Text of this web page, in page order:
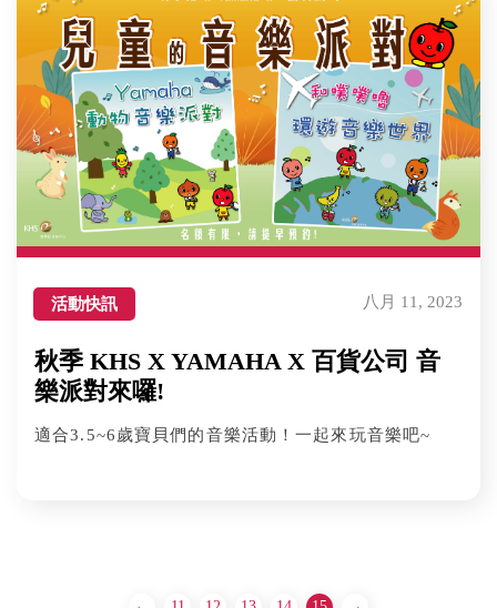
活動快訊 八月 11, 2023
秋季 KHS X YAMAHA X 百貨公司 音
樂派對來囉!
適合3.5~6歲寶貝們的音樂活動！一起來玩音樂吧~